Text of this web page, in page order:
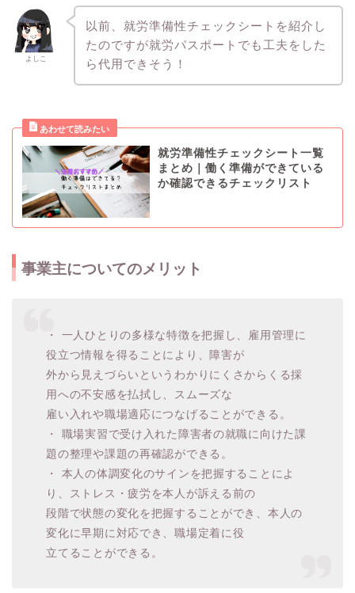
よしこ
以前、就労準備性チェックシートを紹介し
たのですが就労パスポートでも工夫をした
ら代用できそう！
就労準備性チェックシート一覧
まとめ｜働く準備ができている
か確認できるチェックリスト
事業主についてのメリット
・ 一人ひとりの多様な特徴を把握し、雇用管理に
役立つ情報を得ることにより、障害が
外から見えづらいというわかりにくさからくる採
用への不安感を払拭し、スムーズな
雇い入れや職場適応につなげることができる。
・ 職場実習で受け入れた障害者の就職に向けた課
題の整理や課題の再確認ができる。
・ 本人の体調変化のサインを把握することによ
り、ストレス・疲労を本人が訴える前の
段階で状態の変化を把握することができ、本人の
変化に早期に対応でき、職場定着に役
立てることができる。